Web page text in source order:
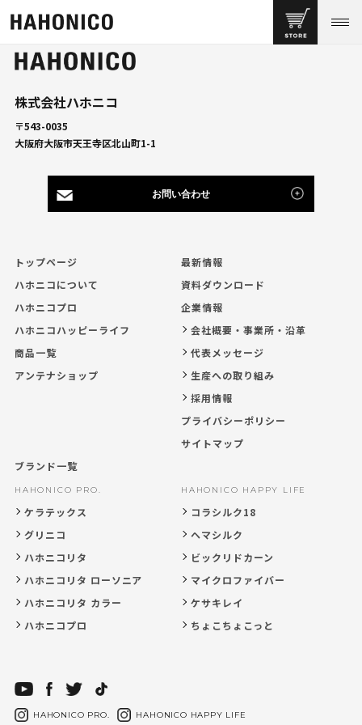
株式会社ハホニコ
〒543-0035
大阪府大阪市天王寺区北山町1-1
お問い合わせ
トップページ
ハホニコについて
ハホニコプロ
ハホニコハッピーライフ
商品一覧
アンテナショップ
ブランド一覧
HAHONICO PRO.
ケラテックス
グリニコ
ハホニコリタ
ハホニコリタ ローソニア
ハホニコリタ カラー
ハホニコプロ
HAHONICO HAPPY LIFE
コラシルク18
ヘマシルク
ビックリドカーン
マイクロファイバー
ケサキレイ
ちょこちょこっと
最新情報
資料ダウンロード
企業情報
会社概要・事業所・沿革
代表メッセージ
生産への取り組み
採用情報
プライバシーポリシー
サイトマップ
HAHONICO PRO. HAHONICO HAPPY LIFE